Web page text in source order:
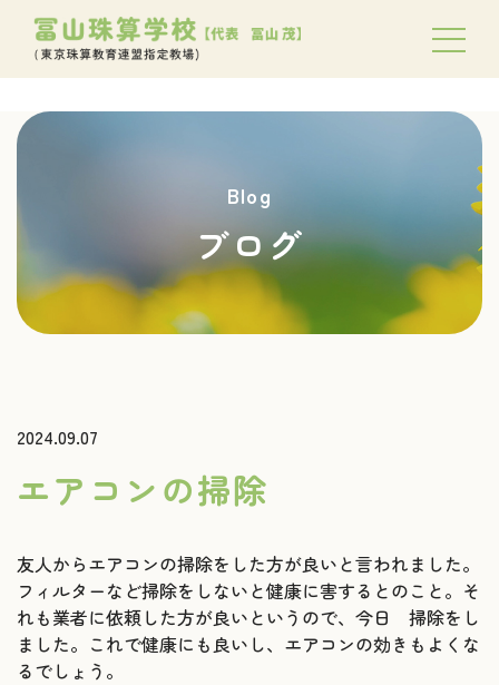
Blog
ブログ
2024.09.07
エアコンの掃除
友人からエアコンの掃除をした方が良いと言われました。
フィルターなど掃除をしないと健康に害するとのこと。そ
れも業者に依頼した方が良いというので、今日 掃除をし
ました。これで健康にも良いし、エアコンの効きもよくな
るでしょう。